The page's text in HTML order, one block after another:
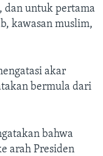
dan untuk pertama
kawasan muslim,
akar
bermula dari
bahwa
arah Presiden